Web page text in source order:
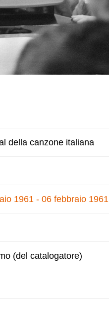
della canzone italiana
1961 - 06 febbraio 1961
(del catalogatore)